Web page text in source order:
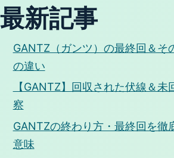
最新記事
GANTZ（ガンツ）の最終回＆そ
の違い
【GANTZ】回収された伏線＆
察
GANTZの終わり方・最終回を徹
意味